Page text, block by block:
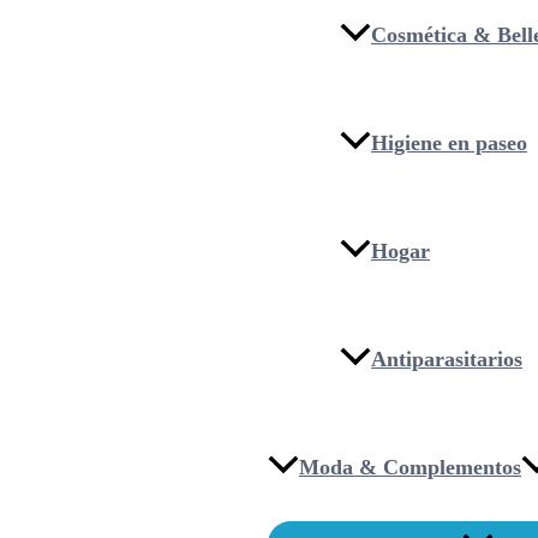
Cosmética &
Higiene en paseo
Hogar
Antiparasitarios
Moda & Complementos